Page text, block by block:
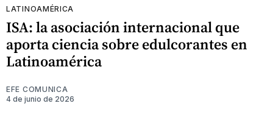
LATINOAMÉRICA
ISA: la asociación internacional que
aporta ciencia sobre edulcorantes en
Latinoamérica
EFE COMUNICA
4 de junio de 2026